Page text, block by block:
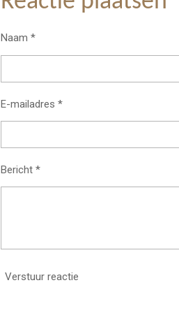
Naam *
E-mailadres *
Bericht *
Verstuur reactie